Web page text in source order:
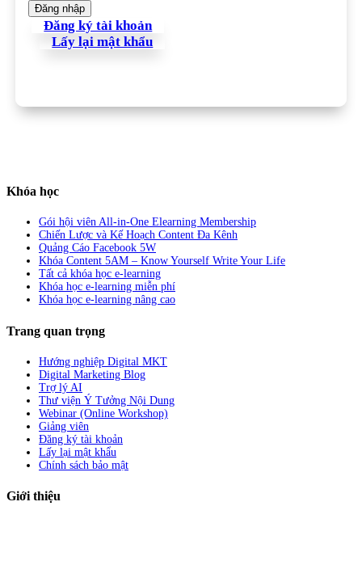
Đăng ký tài khoản
Lấy lại mật khẩu
Khóa học
Gói hội viên All-in-One Elearning Membership
Chiến Lược và Kế Hoạch Content Đa Kênh
Quảng Cáo Facebook 5W
Khóa Content 5AM – Know Yourself Write Your Life
Tất cả khóa học e-learning
Khóa học e-learning miễn phí
Khóa học e-learning nâng cao
Trang quan trọng
Hướng nghiệp Digital MKT
Digital Marketing Blog
Trợ lý AI
Thư viện Ý Tưởng Nội Dung
Webinar (Online Workshop)
Giảng viên
Đăng ký tài khoản
Lấy lại mật khẩu
Chính sách bảo mật
Giới thiệu